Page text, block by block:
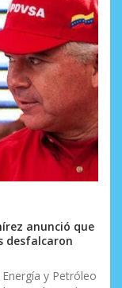
anunció que
desfalcaron
y Petróleo